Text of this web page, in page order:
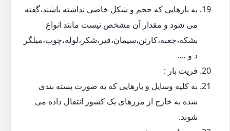
به بارهایی که حجم و شکل خاصی نداشته باشند،گفته
می شود و مقدار آن مشخص نیست مانند انواع
بشکه،جعبه،کارتن،سیمان،قیر،شکر،لوله،چوب،میلگر
د و ….
فریت بار :
به کلیه وسایل و بارهایی که به صورت بسته بندی
شده به خارج از مرزهای یک کشور انتقال داده می
شوند.